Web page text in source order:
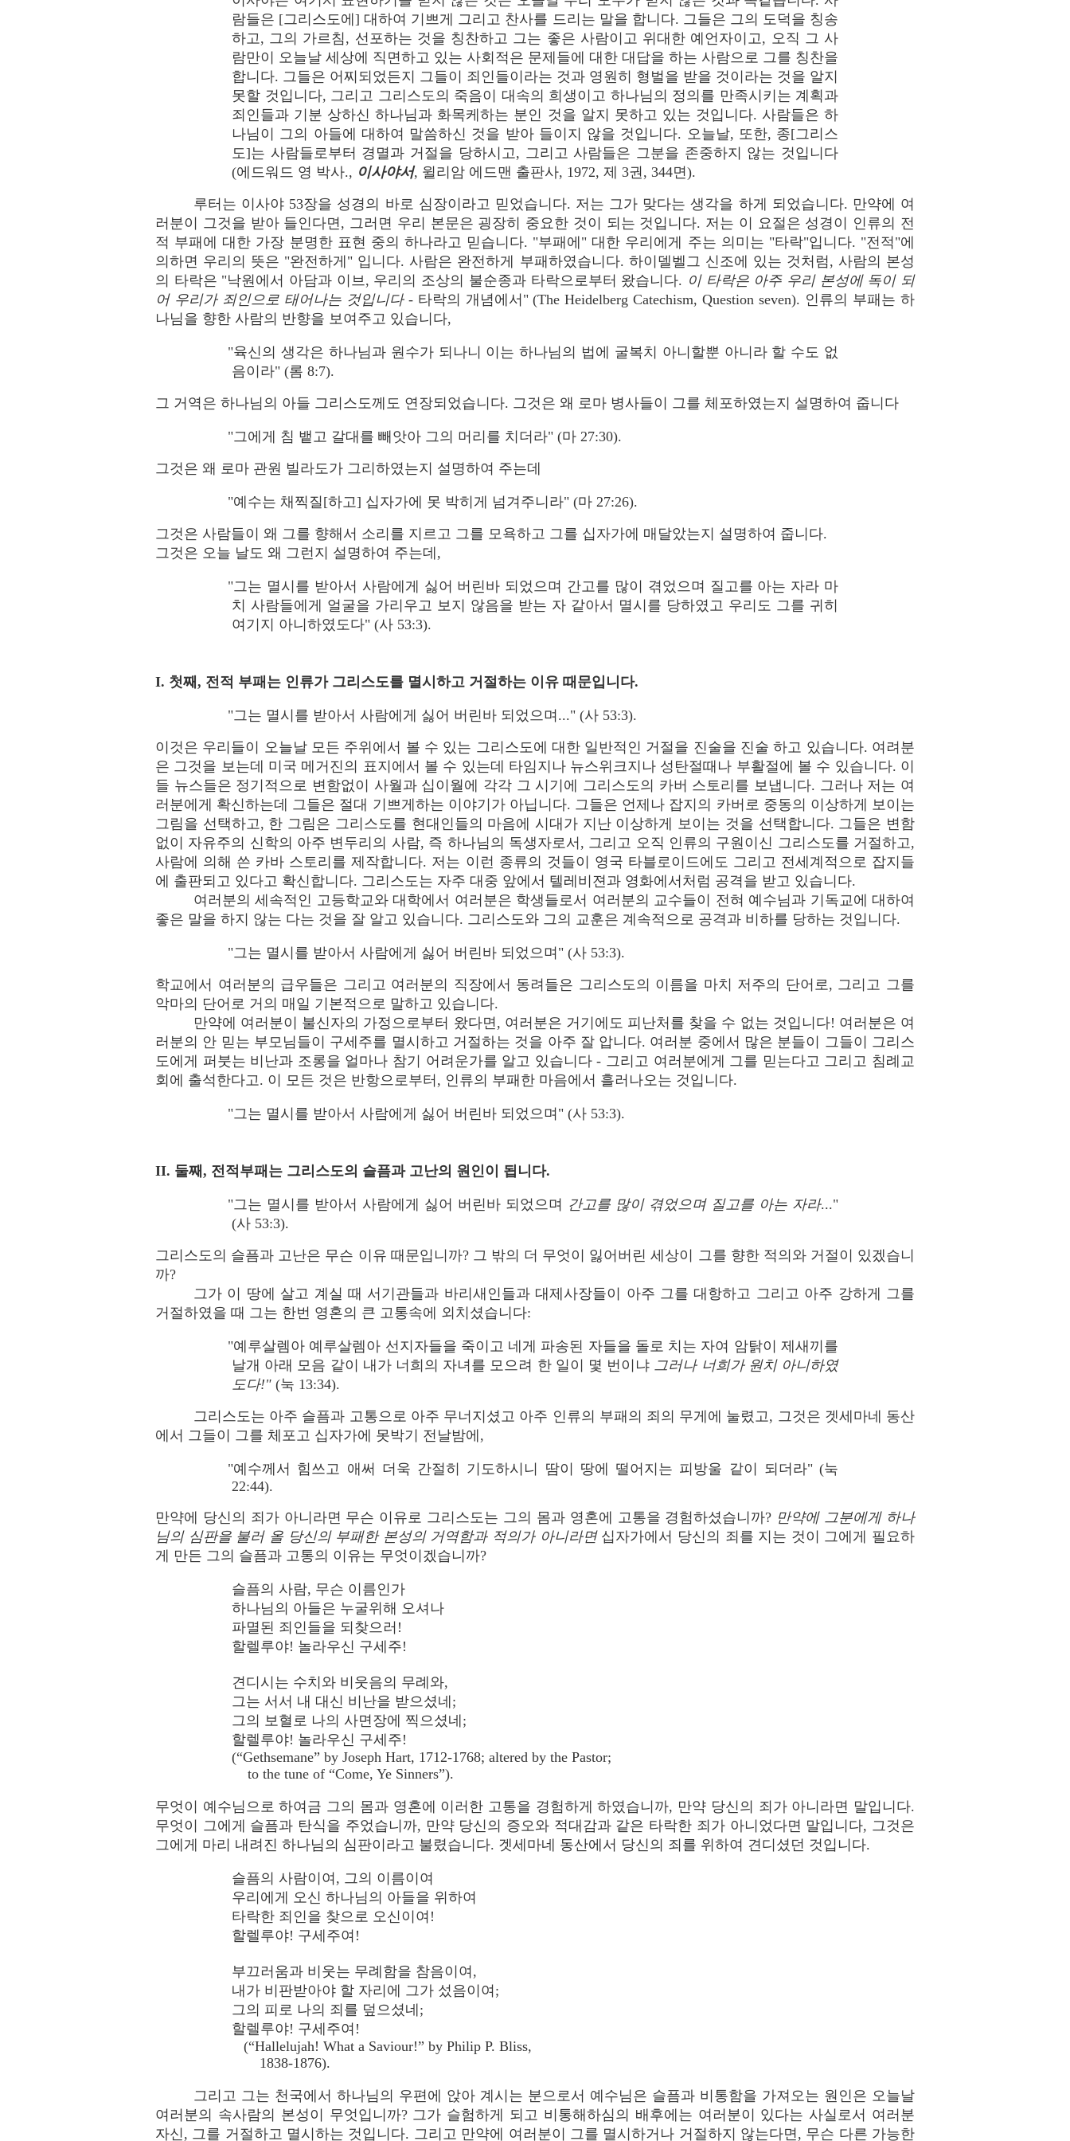
람들은 [그리스도에] 대하여 기쁘게 그리고 찬사를 드리는 말을 합니다. 그들은 그의 도덕을 칭송
하고, 그의 가르침, 선포하는 것을 칭찬하고 그는 좋은 사람이고 위대한 예언자이고, 오직 그 사
람만이 오늘날 세상에 직면하고 있는 사회적은 문제들에 대한 대답을 하는 사람으로 그를 칭찬을
합니다. 그들은 어찌되었든지 그들이 죄인들이라는 것과 영원히 형벌을 받을 것이라는 것을 알지
못할 것입니다, 그리고 그리스도의 죽음이 대속의 희생이고 하나님의 정의를 만족시키는 계획과
죄인들과 기분 상하신 하나님과 화목케하는 분인 것을 알지 못하고 있는 것입니다. 사람들은 하
나님이 그의 아들에 대하여 말씀하신 것을 받아 들이지 않을 것입니다. 오늘날, 또한, 종[그리스
도]는 사람들로부터 경멸과 거절을 당하시고, 그리고 사람들은 그분을 존중하지 않는 것입니다
(에드워드 영 박사., 이사야서, 윌리암 에드맨 출판사, 1972, 제 3권, 344면).
루터는 이사야 53장을 성경의 바로 심장이라고 믿었습니다. 저는 그가 맞다는 생각을 하게 되었습니다. 만약에 여
러분이 그것을 받아 들인다면, 그러면 우리 본문은 굉장히 중요한 것이 되는 것입니다. 저는 이 요절은 성경이 인류의 전
적 부패에 대한 가장 분명한 표현 중의 하나라고 믿습니다. "부패에" 대한 우리에게 주는 의미는 "타락"입니다. "전적"에
의하면 우리의 뜻은 "완전하게" 입니다. 사람은 완전하게 부패하였습니다. 하이델벨그 신조에 있는 것처럼, 사람의 본성
의 타락은 "낙원에서 아담과 이브, 우리의 조상의 불순종과 타락으로부터 왔습니다. 이 타락은 아주 우리 본성에 독이 되
어 우리가 죄인으로 태어나는 것입니다- 타락의 개념에서" (The Heidelberg Catechism, Question seven). 인류의 부패는 하
나님을 향한 사람의 반향을 보여주고 있습니다,
"육신의 생각은 하나님과 원수가 되나니 이는 하나님의 법에 굴복치 아니할뿐 아니라 할 수도 없
음이라" (롬 8:7).
그 거역은 하나님의 아들 그리스도께도 연장되었습니다. 그것은 왜 로마 병사들이 그를 체포하였는지 설명하여 줍니다
"그에게 침 뱉고 갈대를 빼앗아 그의 머리를 치더라" (마 27:30).
그것은 왜 로마 관원 빌라도가 그리하였는지 설명하여 주는데
"예수는 채찍질[하고] 십자가에 못 박히게 넘겨주니라" (마 27:26).
그것은 사람들이 왜 그를 향해서 소리를 지르고 그를 모욕하고 그를 십자가에 매달았는지 설명하여 줍니다.
그것은 오늘 날도 왜 그런지 설명하여 주는데,
"그는 멸시를 받아서 사람에게 싫어 버린바 되었으며 간고를 많이 겪었으며 질고를 아는 자라 마
치 사람들에게 얼굴을 가리우고 보지 않음을 받는 자 같아서 멸시를 당하였고 우리도 그를 귀히
여기지 아니하였도다" (사 53:3).
I. 첫째, 전적 부패는 인류가 그리스도를 멸시하고 거절하는 이유 때문입니다.
"그는 멸시를 받아서 사람에게 싫어 버린바 되었으며..." (사 53:3).
이것은 우리들이 오늘날 모든 주위에서 볼 수 있는 그리스도에 대한 일반적인 거절을 진술을 진술 하고 있습니다. 여려분
은 그것을 보는데 미국 메거진의 표지에서 볼 수 있는데 타임지나 뉴스위크지나 성탄절때나 부활절에 볼 수 있습니다. 이
들 뉴스들은 정기적으로 변함없이 사월과 십이월에 각각 그 시기에 그리스도의 카버 스토리를 보냅니다. 그러나 저는 여
러분에게 확신하는데 그들은 절대 기쁘게하는 이야기가 아닙니다. 그들은 언제나 잡지의 카버로 중동의 이상하게 보이는
그림을 선택하고, 한 그림은 그리스도를 현대인들의 마음에 시대가 지난 이상하게 보이는 것을 선택합니다. 그들은 변함
없이 자유주의 신학의 아주 변두리의 사람, 즉 하나님의 독생자로서, 그리고 오직 인류의 구원이신 그리스도를 거절하고,
사람에 의해 쓴 카바 스토리를 제작합니다. 저는 이런 종류의 것들이 영국 타블로이드에도 그리고 전세계적으로 잡지들
에 출판되고 있다고 확신합니다. 그리스도는 자주 대중 앞에서 텔레비젼과 영화에서처럼 공격을 받고 있습니다.
여러분의 세속적인 고등학교와 대학에서 여러분은 학생들로서 여러분의 교수들이 전혀 예수님과 기독교에 대하여
좋은 말을 하지 않는 다는 것을 잘 알고 있습니다. 그리스도와 그의 교훈은 계속적으로 공격과 비하를 당하는 것입니다.
"그는 멸시를 받아서 사람에게 싫어 버린바 되었으며" (사 53:3).
학교에서 여러분의 급우들은 그리고 여러분의 직장에서 동려들은 그리스도의 이름을 마치 저주의 단어로, 그리고 그를
악마의 단어로 거의 매일 기본적으로 말하고 있습니다.
만약에 여러분이 불신자의 가정으로부터 왔다면, 여러분은 거기에도 피난처를 찾을 수 없는 것입니다! 여러분은 여
러분의 안 믿는 부모님들이 구세주를 멸시하고 거절하는 것을 아주 잘 압니다. 여러분 중에서 많은 분들이 그들이 그리스
도에게 퍼붓는 비난과 조롱을 얼마나 참기 어려운가를 알고 있습니다 - 그리고 여러분에게 그를 믿는다고 그리고 침례교
회에 출석한다고. 이 모든 것은 반항으로부터, 인류의 부패한 마음에서 흘러나오는 것입니다.
"그는 멸시를 받아서 사람에게 싫어 버린바 되었으며" (사 53:3).
II. 둘째, 전적부패는 그리스도의 슬픔과 고난의 원인이 됩니다.
"그는 멸시를 받아서 사람에게 싫어 버린바 되었으며 간고를 많이 겪었으며 질고를 아는 자라..."
(사 53:3).
그리스도의 슬픔과 고난은 무슨 이유 때문입니까? 그 밖의 더 무엇이 잃어버린 세상이 그를 향한 적의와 거절이 있겠습니
까?
그가 이 땅에 살고 계실 때 서기관들과 바리새인들과 대제사장들이 아주 그를 대항하고 그리고 아주 강하게 그를
거절하였을 때 그는 한번 영혼의 큰 고통속에 외치셨습니다:
"예루살렘아 예루살렘아 선지자들을 죽이고 네게 파송된 자들을 돌로 치는 자여 암탉이 제새끼를
날개 아래 모음 같이 내가 너희의 자녀를 모으려 한 일이 몇 번이냐 그러나 너희가 원치 아니하였
도다!" (눅 13:34).
그리스도는 아주 슬픔과 고통으로 아주 무너지셨고 아주 인류의 부패의 죄의 무게에 눌렸고, 그것은 겟세마네 동산
에서 그들이 그를 체포고 십자가에 못박기 전날밤에,
"예수께서 힘쓰고 애써 더욱 간절히 기도하시니 땀이 땅에 떨어지는 피방울 같이 되더라" (눅
22:44).
만약에 당신의 죄가 아니라면 무슨 이유로 그리스도는 그의 몸과 영혼에 고통을 경험하셨습니까? 만약에 그분에게 하나
님의 심판을 불러 올 당신의 부패한 본성의 거역함과 적의가 아니라면십자가에서 당신의 죄를 지는 것이 그에게 필요하
게 만든 그의 슬픔과 고통의 이유는 무엇이겠습니까?
슬픔의 사람, 무슨 이름인가
하나님의 아들은 누굴위해 오셔나
파멸된 죄인들을 되찾으러!
할렐루야! 놀라우신 구세주!
견디시는 수치와 비웃음의 무례와,
그는 서서 내 대신 비난을 받으셨네;
그의 보혈로 나의 사면장에 찍으셨네;
할렐루야! 놀라우신 구세주!
(“Gethsemane” by Joseph Hart, 1712-1768; altered by the Pastor;
to the tune of “Come, Ye Sinners”).
무엇이 예수님으로 하여금 그의 몸과 영혼에 이러한 고통을 경험하게 하였습니까, 만약 당신의 죄가 아니라면 말입니다.
무엇이 그에게 슬픔과 탄식을 주었습니까, 만약 당신의 증오와 적대감과 같은 타락한 죄가 아니었다면 말입니다, 그것은
그에게 마리 내려진 하나님의 심판이라고 불렸습니다. 겟세마네 동산에서 당신의 죄를 위하여 견디셨던 것입니다.
슬픔의 사람이여, 그의 이름이여
우리에게 오신 하나님의 아들을 위하여
타락한 죄인을 찾으로 오신이여!
할렐루야! 구세주여!
부끄러움과 비웃는 무례함을 참음이여,
내가 비판받아야 할 자리에 그가 섰음이여;
그의 피로 나의 죄를 덮으셨네;
할렐루야! 구세주여!
(“Hallelujah! What a Saviour!” by Philip P. Bliss,
1838-1876).
그리고 그는 천국에서 하나님의 우편에 앉아 계시는 분으로서 예수님은 슬픔과 비통함을 가져오는 원인은 오늘날
여러분의 속사람의 본성이 무엇입니까? 그가 슬험하게 되고 비통해하심의 배후에는 여러분이 있다는 사실로서 여러분
자신, 그를 거절하고 멸시하는 것입니다. 그리고 만약에 여러분이 그를 멸시하거나 거절하지 않는다면, 무슨 다른 가능한